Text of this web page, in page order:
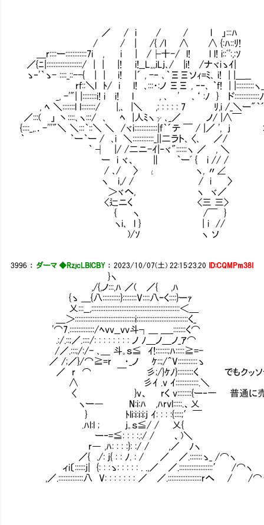
／ / i / / l 」:::ﾊ
/ / | /{ /l ∧ ∧ {:ﾊ::ﾘ!
＿r::::ー::::::::::::7i , i | /├十-/ l! l l! i::ﾞ':,:ｿ
／{ﾆ|::::::::::::::::::::/ | | |! i!__L,,,iLj､/ |i! /ナヾiゝｲ|
ゝ‐'｀ゝ- ::::_::--{ | | i! |´ , -‐ ､｀ΞΞソｨ=ﾐ､ i! | |＿__
rf::＼l ﾄ/ i l! ､:::・:ノ ΞΞ , ‐‐､ ｀f! | |::::::::::ヽ_
_, -'"| |::::::::i! i i! l , ､ ' ､‘ :ﾉ } ド::::::::::::::ﾉ}
, ﾍ ＼:::::::l l::::::::/ |,､ |＼ ,: : : : : 7 ﾘ,i /_＼ー"｀
／:::( 」 丶::::､ヽ:::/ ､ ﾍ |人ﾐヽγ､_／ ノ/ |∧￣
{::::_,.．-'''"＼ ＼:::｀::＼ ＼ /ヾi:::::::::::::|f｀´テ ￣ / |／ ', j
｀ ｀ー｀ー / ､i ＼::::::::::::_||二ラト､ 〈､ ／/
｀ ┤ |/ /二ニ-ｲ|‐ヾ"::::::ヽ ／ , ＼
ー i ヾ、 ∥ ｀ーﾞ { i // /
/ ､/ 〉 ι ヽ, 〃∠
ヽ i,/ / / i 〉
＞ヾへ, ヽ ヾ／
<辷ニく <三 三>
{ ヽ /￣ }
ヽi､ l } | i //
)/ｿ ヽ ソ
3996 ： ダーマ ◆RzjcLBlCBY：2023/10/07(土) 22:15:23.20 ID:CQMPm38I
}ヽ
,/{,ノ:::,ﾊ ／( ／{ ,ﾊ
{ゝ ＿{八::::::::::}::::::::V::::八ｰく::::}ーｧ
乂:::__,::::::::::::::::::::::::::::::::::::::::::::::::::＜＿
＿＞::::::::::::::::::::::::::::::::::i:::::::::::::::::::::::::::::く_
'⌒7.::::::::::::::/ﾍvv__vv斗┐＿ ＿_:::::::く⌒
.:/.::;／.::::/: : : : : : : : ノ ﾉ＿ノ＿ノ_ｱ⌒
/／.:::;/:/- ､＿ 斗｡ｓ≦ ｲ!:::::::;ﾊ:::::≧=-
／ /;／}/⌒≧=r ・_ノ ｹ::;/＾V:::::::::::ゝ
／ r ⌒ ￣ 彡;/}ｹﾉ}:::::::::く でもクッソデカい
∧ 彡ｲ .v ｲ:::::::::::::.＼
〈 }v、 rく v::::::::{ー‐一 普通に売値はス
ヽー― N:i:ﾊ ,ﾊrvl:::::.、乂
} ﾄli:i:i:i:j ｲ: : : :{::::;′￣
.ﾊl:l ; j｡ｓ≦/ / 乂{
ー‐=≦: : : :.:/ / 、)＼
r― ,ﾊ: : : :}: :/ / ,／ ﾉヽ
／{ ./: j{ : : ﾉ. : / ／ ／.:::::::ゝ_ /⌒ヽ
ィi〔::::::j| {: : :ゝ: : : : : . .,／ ／.:::::::::::::::::::′ /⌒ヽ
,／.::::::::::::::八 V: : : : : : : ／ ／.:::::::::::::::::::rへ / /⌒